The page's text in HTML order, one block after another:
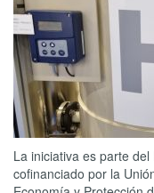
La iniciativa es parte
cofinanciado por la